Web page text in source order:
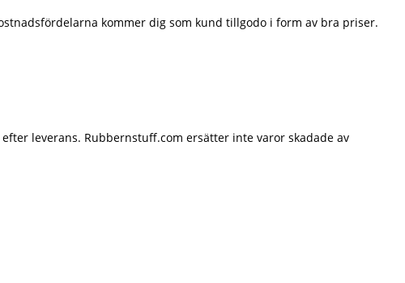
kommer dig som kund tillgodo i form av bra priser.
leverans. Rubbernstuff.com ersätter inte varor skadade av